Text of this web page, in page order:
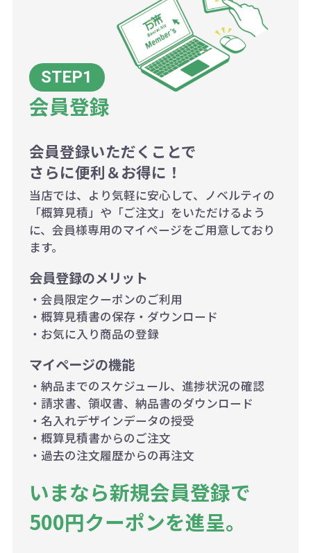
例：200個未満（1式：18,000円）
200個~499個の場合：42円（1個
当たり）
500個~999個の場合：35円（1個
1,000個以上：28円（1個当た
り）
会員登録
会員登録いただくことで
さらに便利＆お得に！
当店では、より気軽に安心して、ノベルティの
「概算見積」や「ご注文」をいただけるよう
に、会員様専用のマイページをご用意しており
ます。
会員登録のメリット
・会員限定クーポンのご利用
・概算見積書の保存・ダウンロード
・お気に入り商品の登録
マイページの機能
・納品までのスケジュール、進捗状況の確認
・請求書、領収書、納品書のダウンロード
・名入れデザインデータの授受
・概算見積書からのご注文
・過去の注文履歴からの再注文
いまなら新規会員登録で
500円クーポンを進呈。